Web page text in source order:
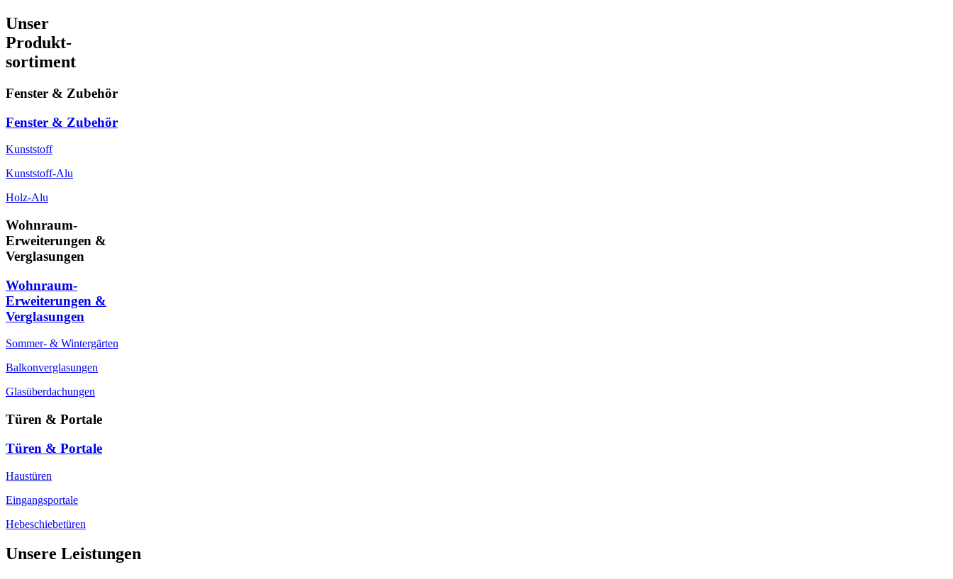
Unser
Produkt-
sortiment
Fenster & Zubehör
Fenster & Zubehör
Kunststoff
Kunststoff-Alu
Holz-Alu
Wohnraum-
Erweiterungen &
Verglasungen
Wohnraum-
Erweiterungen &
Verglasungen
Sommer- & Wintergärten
Balkonverglasungen
Glasüberdachungen
Türen & Portale
Türen & Portale
Haustüren
Eingangsportale
Hebeschiebetüren
Unsere Leistungen